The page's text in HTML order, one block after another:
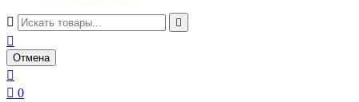
 

Отмена

 0